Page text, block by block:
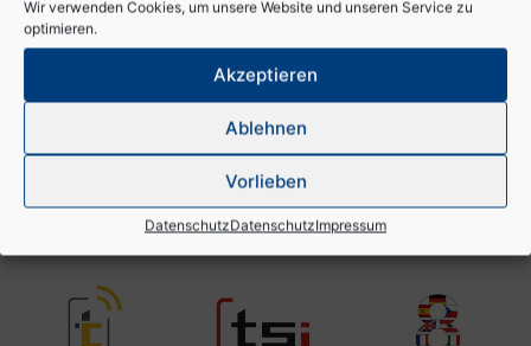
Wir verwenden Cookies, um unsere Website und unseren Service zu
optimieren.
Akzeptieren
Ablehnen
Vorlieben
DatenschutzDatenschutzImpressum
Einstellbarer Sanftstopp
Betriebsfunktionen wählbar (Impuls, Automatik,
Frei einstellbare Teilöffnung für Fußgänger auch bei
Betrieb mit einem Flügel